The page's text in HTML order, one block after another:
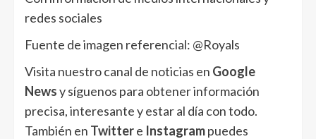
redes sociales
Fuente de imagen referencial: @Royals
Visita nuestro canal de noticias en Google
Newsy síguenos para obtener información
precisa, interesante y estar al día con todo.
También en Twittere Instagrampuedes